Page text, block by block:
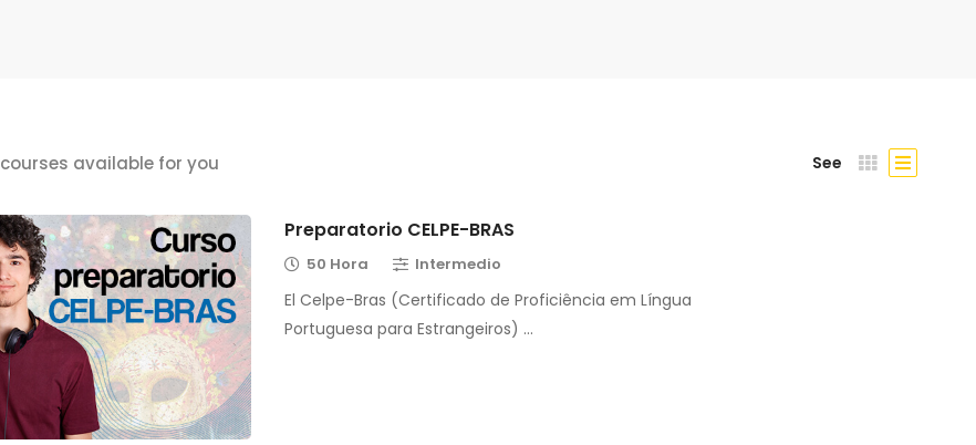
courses available for you See
Preparatorio CELPE-BRAS
50 Hora Intermedio
El Celpe-Bras (Certificado de Proficiência em Língua
Portuguesa para Estrangeiros) …